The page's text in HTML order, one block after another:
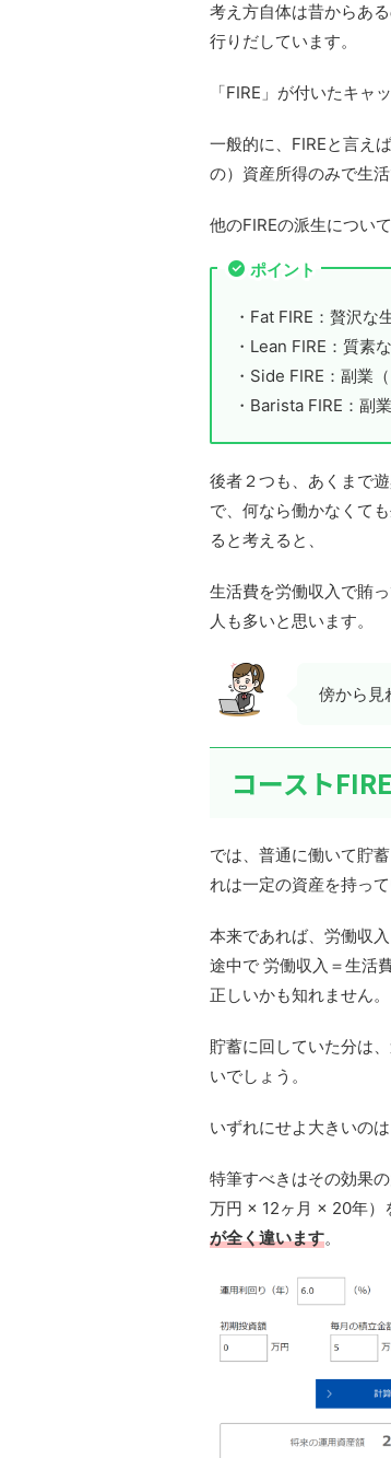
考え方自体は昔からあ
行りだしています。
「FIRE」が付いたキャ
一般的に、FIREと言え
の）資産所得のみで生
他のFIREの派生につい
ポイント
・Fat FIRE：贅沢な
・Lean FIRE：質素
・Side FIRE：副業
・Barista FIRE：副
後者２つも、あくまで
で、何なら働かなくて
ると考えると、
生活費を労働収入で賄
人も多いと思います。
傍から見
コースト
では、普通に働いて貯
れは一定の資産を持っ
本来であれば、労働収
途中で 労働収入＝生活
正しいかも知れません。
貯蓄に回していた分は
いでしょう。
いずれにせよ大きいの
特筆すべきはその効果
万円 × 12ヶ月 × 20年）
が全く違います。